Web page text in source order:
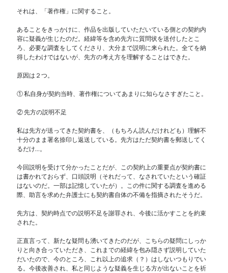
それは、「著作権」に関すること。
あることをきっかけに、作品を出版していただいている側との契約内
容に疑義が生じたのだ。経緯等を含め先方に質問状を送付したとこ
ろ、必要な調査をしてくださり、大分まで説明に来られた。全てを納
得したわけではないが、先方の考え方を理解することはできた。
原因は２つ。
① 私自身が契約当時、著作権についてあまりに知らなさすぎたこと。
② 先方の説明不足
私は先方が送ってきた契約書を、（もちろん読んだけれども）理解不
十分のまま署名捺印し返送している。先方はただ契約書を郵送してく
るだけ…。
今回説明を受けて分かったことだが、この契約上の重要点が契約書に
は書かれておらず、口頭説明（それだって、なされていたという確証
はないのだ。一部は記憶していたが）。この件に関する調査を進める
際、助言を求めた弁護士にも契約書自体の不備を指摘されたそうだ。
先方は、契約時点での説明不足を謝罪され、今後に活かすことを約束
された。
正直言って、新たな疑問も湧いてきたのだが、こちらの疑問にしっか
りと向き合っていただき、これまでの経緯を包み隠さず説明していた
だいたので、今のところ、これ以上の追求（？）はしないつもりでい
る。今後改善され、私と同じような疑義を生じる方が出ないことを祈